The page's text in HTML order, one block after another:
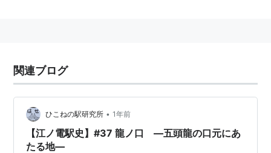
関連ブログ
ひこねの駅研究所 • 1年前
【江ノ電駅史】#37 龍ノ口 —五頭龍の口元にあ
たる地—